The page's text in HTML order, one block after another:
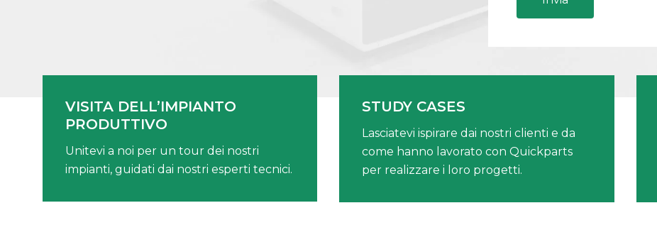
VISITA DELL’IMPIANTO
PRODUTTIVO
Unitevi a noi per un tour dei nostri
impianti, guidati dai nostri esperti tecnici.
STUDY CASES
Lasciatevi ispirare dai nostri clienti e da
come hanno lavorato con Quickparts
per realizzare i loro progetti.